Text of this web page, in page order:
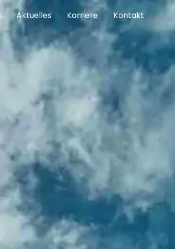
Aktuelles Karriere Kontakt